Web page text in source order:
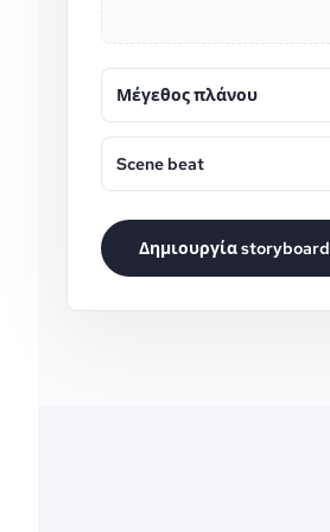
Μέγεθος πλάνου
Scene beat
Δημιουργία storyboard